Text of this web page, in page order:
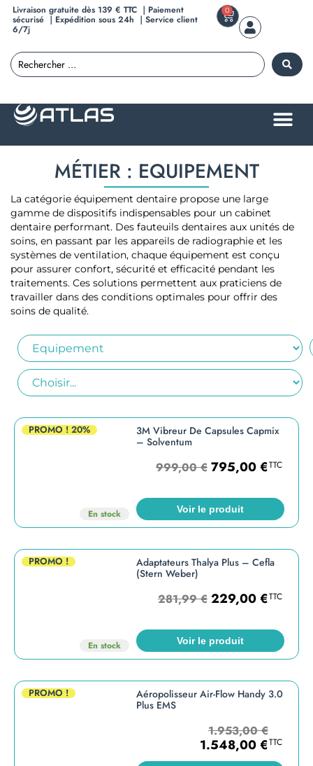
Livraison gratuite dès 139 € TTC ｜Paiement
sécurisé ｜Expédition sous 24h ｜Service client
6/7j
0
MÉTIER : EQUIPEMENT
La catégorie équipement dentaire propose une large
gamme de dispositifs indispensables pour un cabinet
dentaire performant. Des fauteuils dentaires aux unités de
soins, en passant par les appareils de radiographie et les
systèmes de ventilation, chaque équipement est conçu
pour assurer confort, sécurité et efficacité pendant les
traitements. Ces solutions permettent aux praticiens de
travailler dans des conditions optimales pour offrir des
soins de qualité.
PROMO !20%
En stock
3M Vibreur De Capsules Capmix
– Solventum
999,00€ 795,00€TTC
Voir le produit
PROMO !
En stock
Adaptateurs Thalya Plus – Cefla
(Stern Weber)
281,99€ 229,00€TTC
Voir le produit
PROMO !
Aéropolisseur Air-Flow Handy 3.0
Plus EMS
1.953,00€
1.548,00€TTC